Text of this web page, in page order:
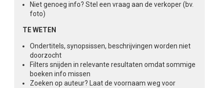
Niet genoeg info? Stel een vraag aan de verkoper (bv.
foto)
TE WETEN
Ondertitels, synopsissen, beschrijvingen worden niet
doorzocht
Filters snijden in relevante resultaten omdat sommige
boeken info missen
Zoeken op auteur? Laat de voornaam weg voor